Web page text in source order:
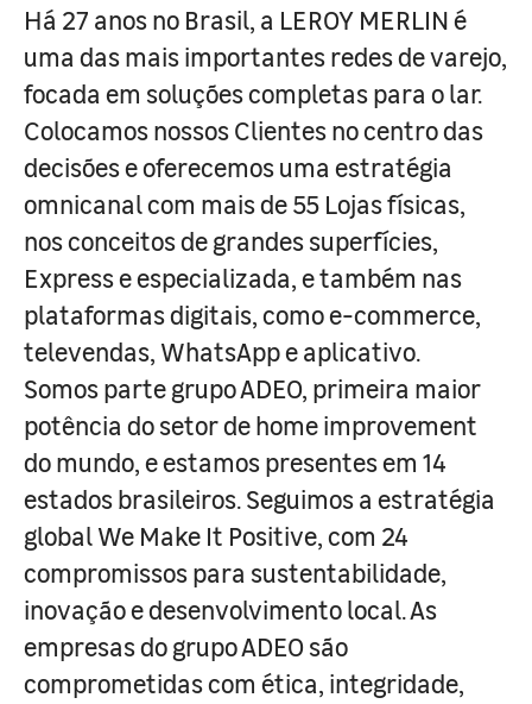
Há 27 anos no Brasil, a LEROY MERLIN é
uma das mais importantes redes de varejo,
focada em soluções completas para o lar.
Colocamos nossos Clientes no centro das
decisões e oferecemos uma estratégia
omnicanal com mais de 55 Lojas físicas,
nos conceitos de grandes superfícies,
Express e especializada, e também nas
plataformas digitais, como e-commerce,
televendas, WhatsApp e aplicativo.
Somos parte grupo ADEO, primeira maior
potência do setor de home improvement
do mundo, e estamos presentes em 14
estados brasileiros. Seguimos a estratégia
global We Make It Positive, com 24
compromissos para sustentabilidade,
inovação e desenvolvimento local. As
empresas do grupo ADEO são
comprometidas com ética, integridade,